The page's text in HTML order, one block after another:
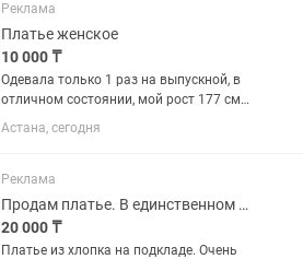
Реклама
Платье женское
10 000 ₸
Одевала только 1 раз на выпускной, в
отличном состоянии, мой рост 177 см,
подойдет отлично на высоких девочек
Астана, сегодня
Реклама
Продам платье. В единственном экземпляре. Из Штатов
20 000 ₸
Платье из хлопка на подкладе. Очень